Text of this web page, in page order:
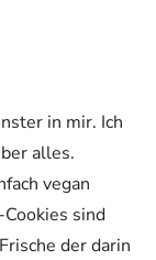
in mir. Ich
alles.
vegan
sind
der darin